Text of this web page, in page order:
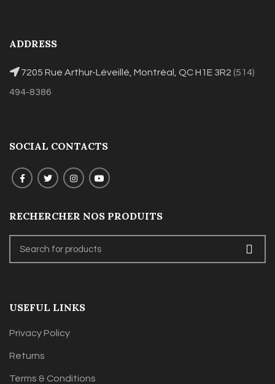
ADDRESS
7205 Rue Arthur-Léveillé, Montréal, QC H1E 3R2 (514)
494-8386
SOCIAL CONTACTS
RECHERCHER NOS PRODUITS
USEFUL LINKS
Privacy Policy
Returns
Terms & Conditions